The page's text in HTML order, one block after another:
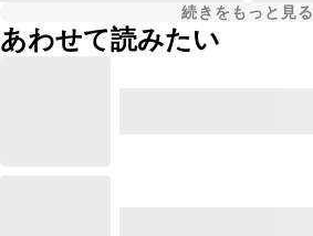
続きをもっと見る
あわせて読みたい